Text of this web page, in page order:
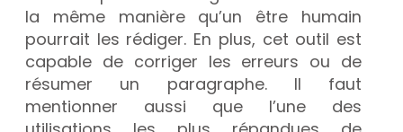
la même manière qu’un être humain
pourrait les rédiger. En plus, cet outil est
capable de corriger les erreurs ou de
résumer un paragraphe. Il faut
mentionner aussi que l’une des